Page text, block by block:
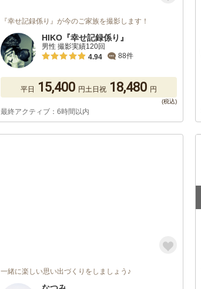
『幸せ記録係り』が今のご家族を撮影します！
HIKO『幸せ記録係り』
男性 撮影実績120回
4.94
88件
平日 15,400 円土日祝 18,480 円
最終アクティブ：6時間以内
一緒に楽しい思い出づくりをしましょう♪